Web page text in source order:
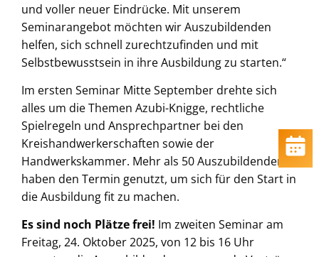
und voller neuer Eindrücke. Mit unserem
Seminarangebot möchten wir Auszubildenden
helfen, sich schnell zurechtzufinden und mit
Selbstbewusstsein in ihre Ausbildung zu starten.“
Im ersten Seminar Mitte September drehte sich
alles um die Themen Azubi-Knigge, rechtliche
Spielregeln und Ansprechpartner bei den
Kreishandwerkerschaften sowie der
Handwerkskammer. Mehr als 50 Auszubildenden
haben den Termin genutzt, um sich für den Start in
die Ausbildung fit zu machen.
Es sind noch Plätze frei! Im zweiten Seminar am
Freitag, 24. Oktober 2025, von 12 bis 16 Uhr